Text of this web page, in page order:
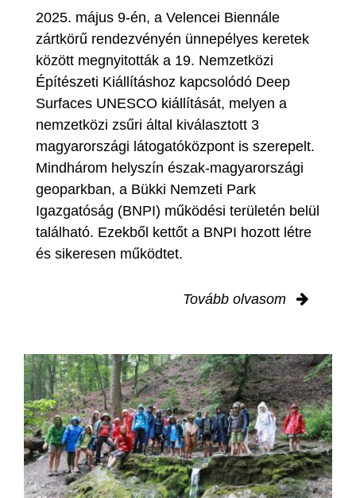
2025. május 9-én, a Velencei Biennále
zártkörű rendezvényén ünnepélyes keretek
között megnyitották a 19. Nemzetközi
Építészeti Kiállításhoz kapcsolódó Deep
Surfaces UNESCO kiállítását, melyen a
nemzetközi zsűri által kiválasztott 3
magyarországi látogatóközpont is szerepelt.
Mindhárom helyszín észak-magyarországi
geoparkban, a Bükki Nemzeti Park
Igazgatóság (BNPI) működési területén belül
található. Ezekből kettőt a BNPI hozott létre
és sikeresen működtet.
Tovább olvasom